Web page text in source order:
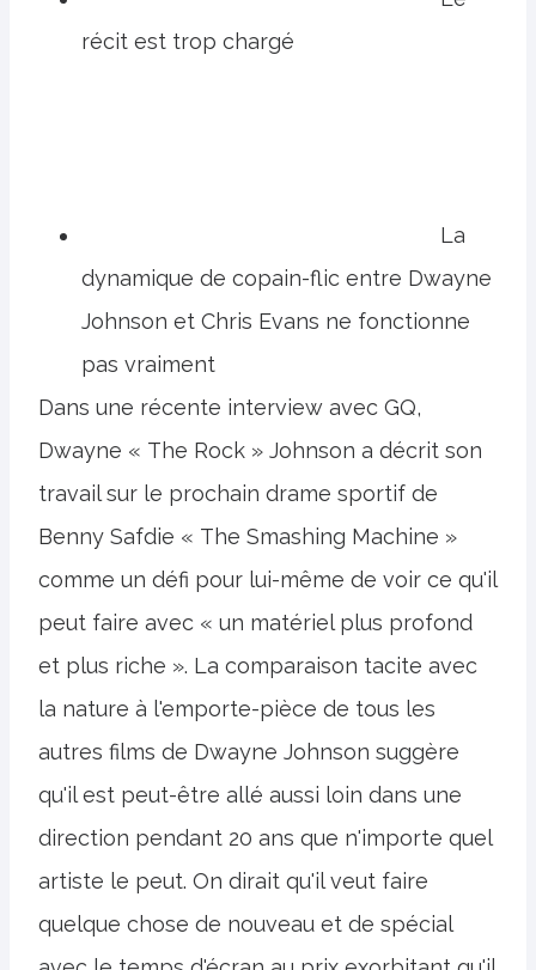
récit est trop chargé
La
dynamique de copain-flic entre Dwayne
Johnson et Chris Evans ne fonctionne
pas vraiment
Dans une récente interview avec GQ,
Dwayne « The Rock » Johnson a décrit son
travail sur le prochain drame sportif de
Benny Safdie « The Smashing Machine »
comme un défi pour lui-même de voir ce qu'il
peut faire avec « un matériel plus profond
et plus riche ». La comparaison tacite avec
la nature à l'emporte-pièce de tous les
autres films de Dwayne Johnson suggère
qu'il est peut-être allé aussi loin dans une
direction pendant 20 ans que n'importe quel
artiste le peut. On dirait qu'il veut faire
quelque chose de nouveau et de spécial